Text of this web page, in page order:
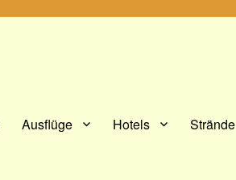
Ausflüge Hotels Strände